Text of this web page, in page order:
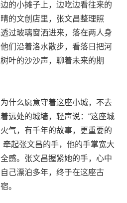
的小摊子上，边吃边看往来的
的文创店里，张文昌整理照
过玻璃窗洒进来，落在两人身
们沿着洛水散步，看落日把河
叶的沙沙声，聊着未来的期
么愿意守着这座小城，不去
远处的城墙，轻声说：“这座城
气，有千年的故事，更重要的
牵起张文昌的手，他的手掌宽大
感。张文昌握紧她的手，心中
己漂泊多年，终于在这座古
。